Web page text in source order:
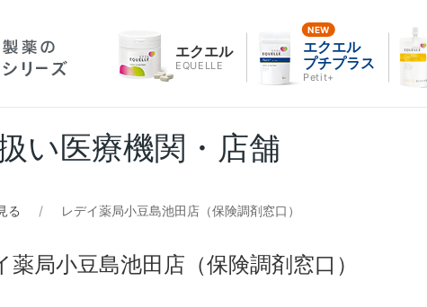
エクエル
EQUELLE
エクエル
プチプラス
Petit+
い医療機関・店舗
る レデイ薬局小豆島池田店（保険調剤窓口）
薬局小豆島池田店（保険調剤窓口）